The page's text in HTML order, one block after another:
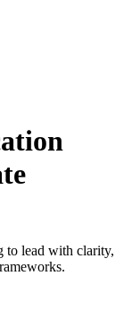
to lead with clarity,